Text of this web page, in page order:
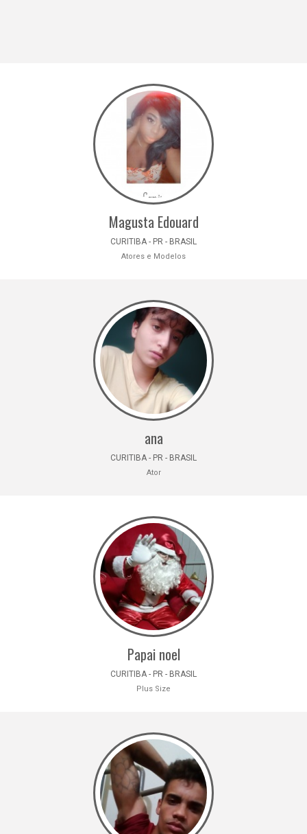
Magusta Edouard
CURITIBA - PR - BRASIL
Atores e Modelos
ana
CURITIBA - PR - BRASIL
Ator
Papai noel
CURITIBA - PR - BRASIL
Plus Size